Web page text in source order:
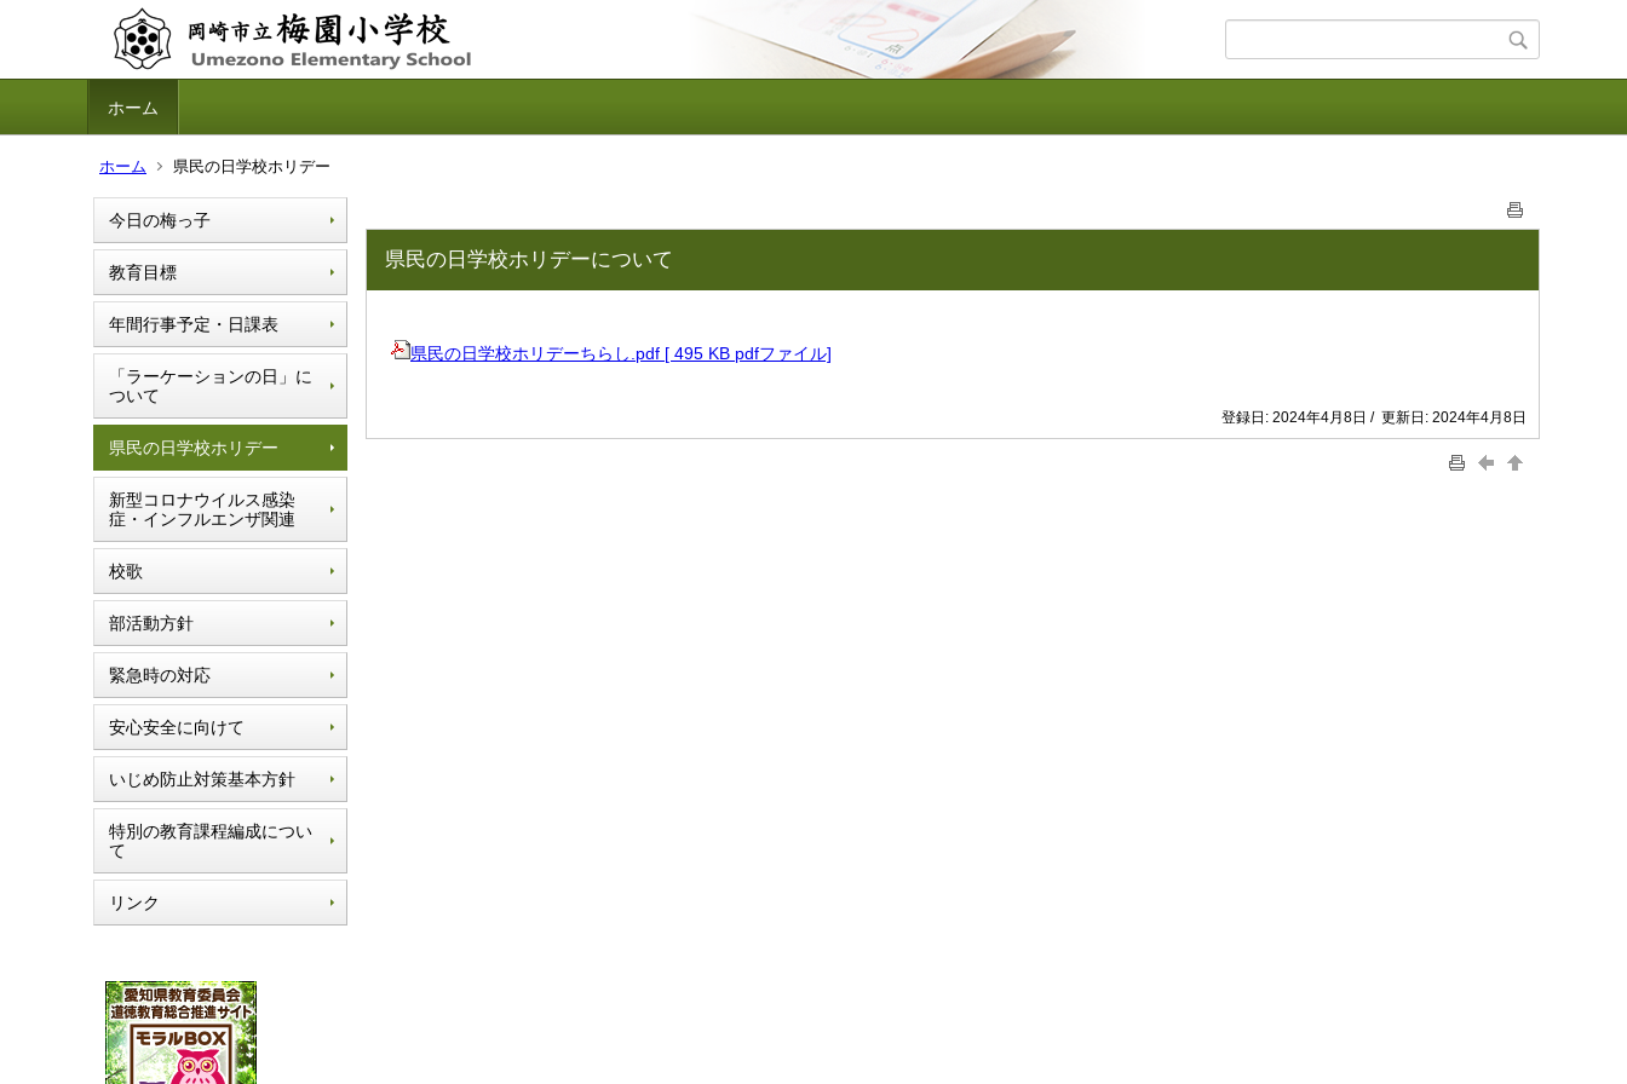
ホーム
ホーム 県民の日学校ホリデー
今日の梅っ子
教育目標
年間行事予定・日課表
「ラーケーションの日」に
ついて
県民の日学校ホリデー
新型コロナウイルス感染
症・インフルエンザ関連
校歌
部活動方針
緊急時の対応
安心安全に向けて
いじめ防止対策基本方針
特別の教育課程編成につい
て
リンク
県民の日学校ホリデーについて
県民の日学校ホリデーちらし.pdf [ 495 KB pdfファイル]
登録日: 2024年4月8日 / 更新日: 2024年4月8日